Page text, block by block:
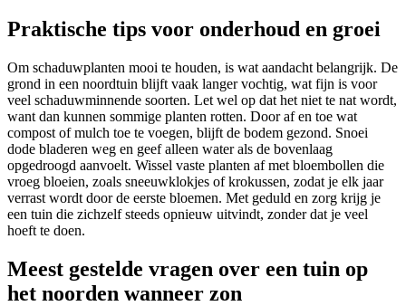
Praktische tips voor onderhoud en groei
Om schaduwplanten mooi te houden, is wat aandacht belangrijk. De
grond in een noordtuin blijft vaak langer vochtig, wat fijn is voor
veel schaduwminnende soorten. Let wel op dat het niet te nat wordt,
want dan kunnen sommige planten rotten. Door af en toe wat
compost of mulch toe te voegen, blijft de bodem gezond. Snoei
dode bladeren weg en geef alleen water als de bovenlaag
opgedroogd aanvoelt. Wissel vaste planten af met bloembollen die
vroeg bloeien, zoals sneeuwklokjes of krokussen, zodat je elk jaar
verrast wordt door de eerste bloemen. Met geduld en zorg krijg je
een tuin die zichzelf steeds opnieuw uitvindt, zonder dat je veel
hoeft te doen.
Meest gestelde vragen over een tuin op
het noorden wanneer zon